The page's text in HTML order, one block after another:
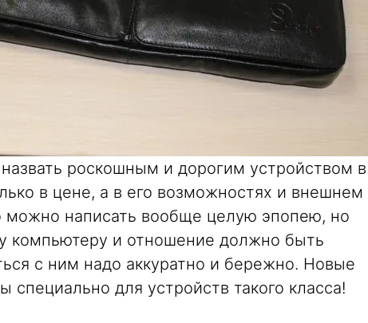
роскошным и дорогим устройством в
в цене, а в его возможностях и внешнем
можно написать вообще целую эпопею, но
компьютеру и отношение должно быть
с ним надо аккуратно и бережно. Новые
специально для устройств такого класса!